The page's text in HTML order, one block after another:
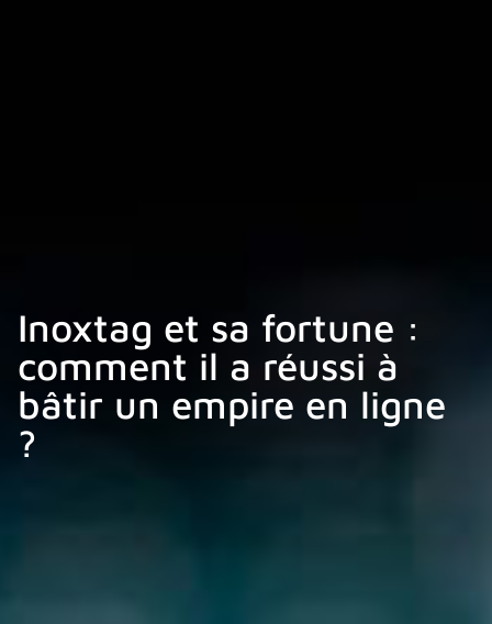
Inoxtag et sa fortune :
comment il a réussi à
bâtir un empire en ligne
?